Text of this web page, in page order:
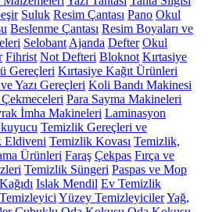
Suluk Resim Çantası Pano Okul
Beslenme Çantası Resim Boyaları ve
Selobant Ajanda Defter Okul
Fihrist Not Defteri Bloknot Kırtasiye
Gereçleri Kırtasiye Kağıt Ürünleri
Yazı Gereçleri Koli Bandı Makinesi
Para Sayma Makineleri
İmha Makineleri Laminasyon
Temizlik Gereçleri ve
Eldiveni Temizlik Kovası Temizlik,
Ürünleri Faraş Çekpas Fırça ve
Temizlik Süngeri Paspas ve Mop
Islak Mendil Ev Temizlik
Yüzey TemizleyicilerYağ,